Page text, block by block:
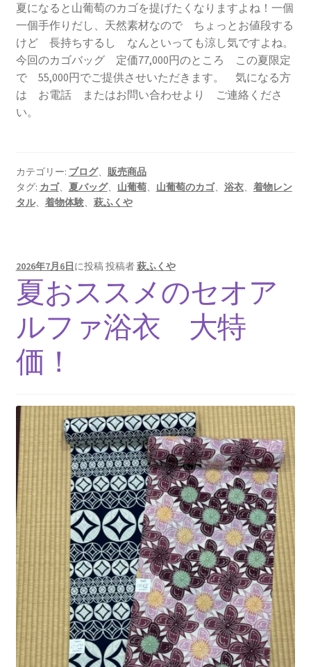
夏になると山葡萄のカゴを提げたくなりますよね！一個
一個手作りだし、天然素材なので ちょっとお値段する
けど 長持ちするし なんといっても涼し気ですよね。
今回のカゴバッグ 定価77,000円のところ この夏限定
で 55,000円でご提供させいただきます。 気になる方
は お電話 またはお問い合わせより ご連絡くださ
い。
カテゴリー: ブログ、 販売商品
タグ: カゴ、 夏バッグ、 山葡萄、 山葡萄のカゴ、 浴衣、 着物レン
タル、 着物体験、 萩ふくや
2026年7月6日に投稿投稿者萩ふくや
夏おススメのセオア
ルファ浴衣 大特
価！